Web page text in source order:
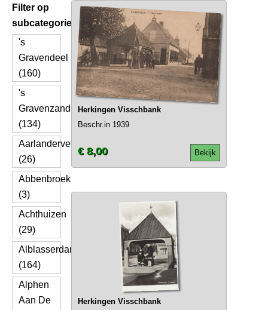
Filter op
subcategorie
's
Gravendeel
(160)
's
Gravenzande
(134)
Aarlanderveen
(26)
Abbenbroek
(3)
Achthuizen
(29)
Alblasserdam
(164)
Alphen
Aan De
Herkingen Visschbank
Beschr.in 1939
Bekijk
€ 8,00
Herkingen Visschbank